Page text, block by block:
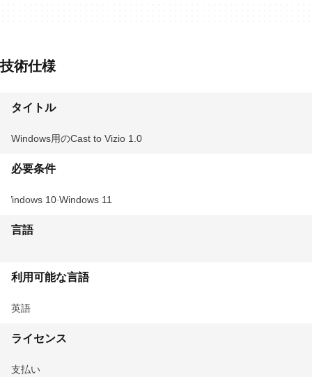
技術仕様
タイトル
Windows用のCast to Vizio 1.0
必要条件
Windows 10 Windows 11
言語
利用可能な言語
英語
ライセンス
支払い